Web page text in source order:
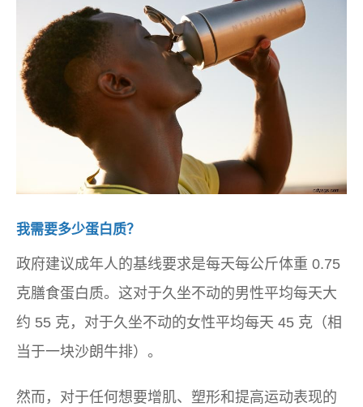
我需要多少蛋白质？
政府建议成年人的基线要求是每天每公斤体重 0.75
克膳食蛋白质。这对于久坐不动的男性平均每天大
约 55 克，对于久坐不动的女性平均每天 45 克（相
当于一块沙朗牛排）。
然而，对于任何想要增肌、塑形和提高运动表现的